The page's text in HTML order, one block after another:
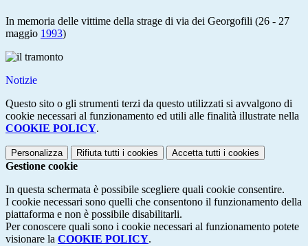
In memoria delle vittime della strage di via dei Georgofili (26 - 27
maggio 1993)
Notizie
Questo sito o gli strumenti terzi da questo utilizzati si avvalgono di
cookie necessari al funzionamento ed utili alle finalità illustrate nella
COOKIE POLICY.
Personalizza Rifiuta tutti i cookies Accetta tutti i cookies
Gestione cookie
In questa schermata è possibile scegliere quali cookie consentire.
I cookie necessari sono quelli che consentono il funzionamento della
piattaforma e non è possibile disabilitarli.
Per conoscere quali sono i cookie necessari al funzionamento potete
visionare la COOKIE POLICY.